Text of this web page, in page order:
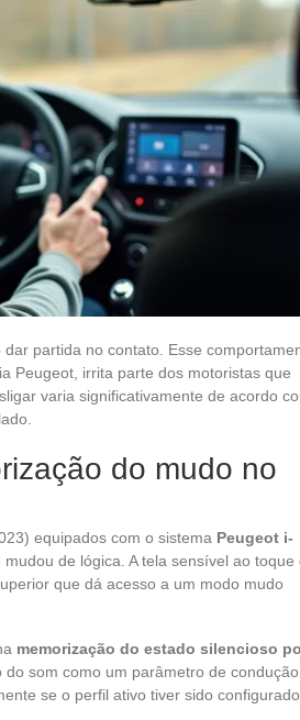
partida no contato. Esse
Peugeot, irrita parte dos motoristas que
varia significativamente de acordo
do mudo no
equipados com o sistema Peugeot i-
mudou de lógica. A tela sensível ao toque
que dá acesso a um modo mudo
memorização do estado silencioso
do som como um parâmetro de
se o perfil ativo tiver sido